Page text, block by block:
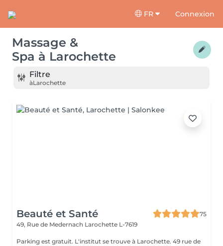
FR Connexion
Massage &
Spa à Larochette
Filtre
àLarochette
Beauté et Santé
75
49, Rue de Medernach Larochette L-7619
Parking est gratuit. L'institut se trouve à Larochette. 49 rue de